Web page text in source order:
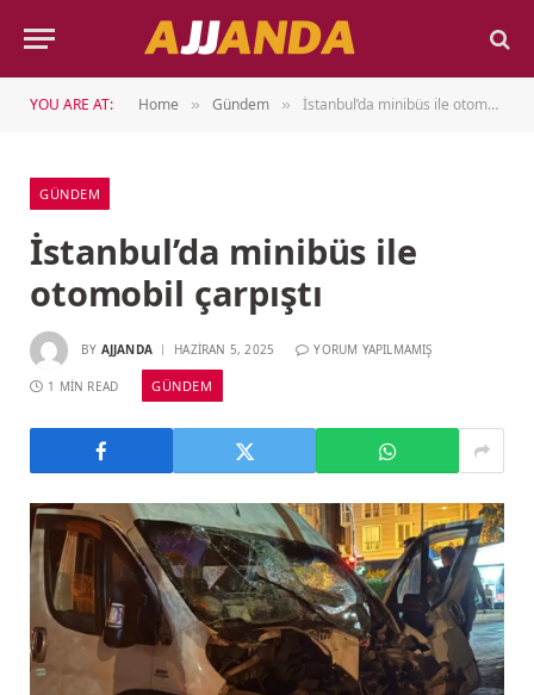
YOU ARE AT: Home » Gündem » İstanbul’da minibüs ile otomobil çarpıştı
GÜNDEM
İstanbul’da minibüs ile
otomobil çarpıştı
BY AJJANDA HAZIRAN 5, 2025 YORUM YAPILMAMIŞ
1 MIN READ GÜNDEM